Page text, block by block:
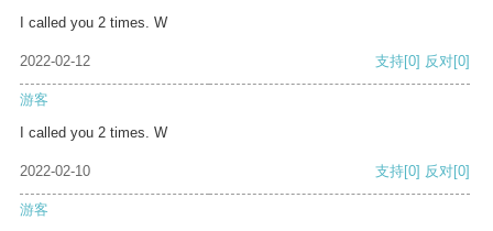
I called you 2 times. W
2022-02-12 支持[0] 反对[0]
游客
I called you 2 times. W
2022-02-10 支持[0] 反对[0]
游客